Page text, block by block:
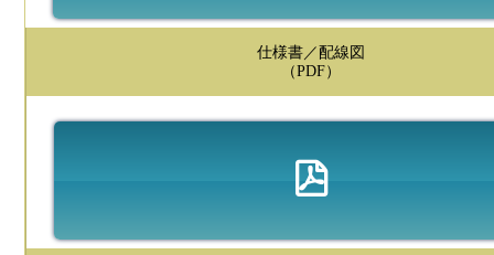
仕様書／配線図
（PDF）